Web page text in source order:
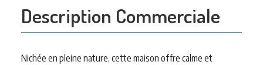
Description Commerciale
Nichée en pleine nature, cette maison offre calme et